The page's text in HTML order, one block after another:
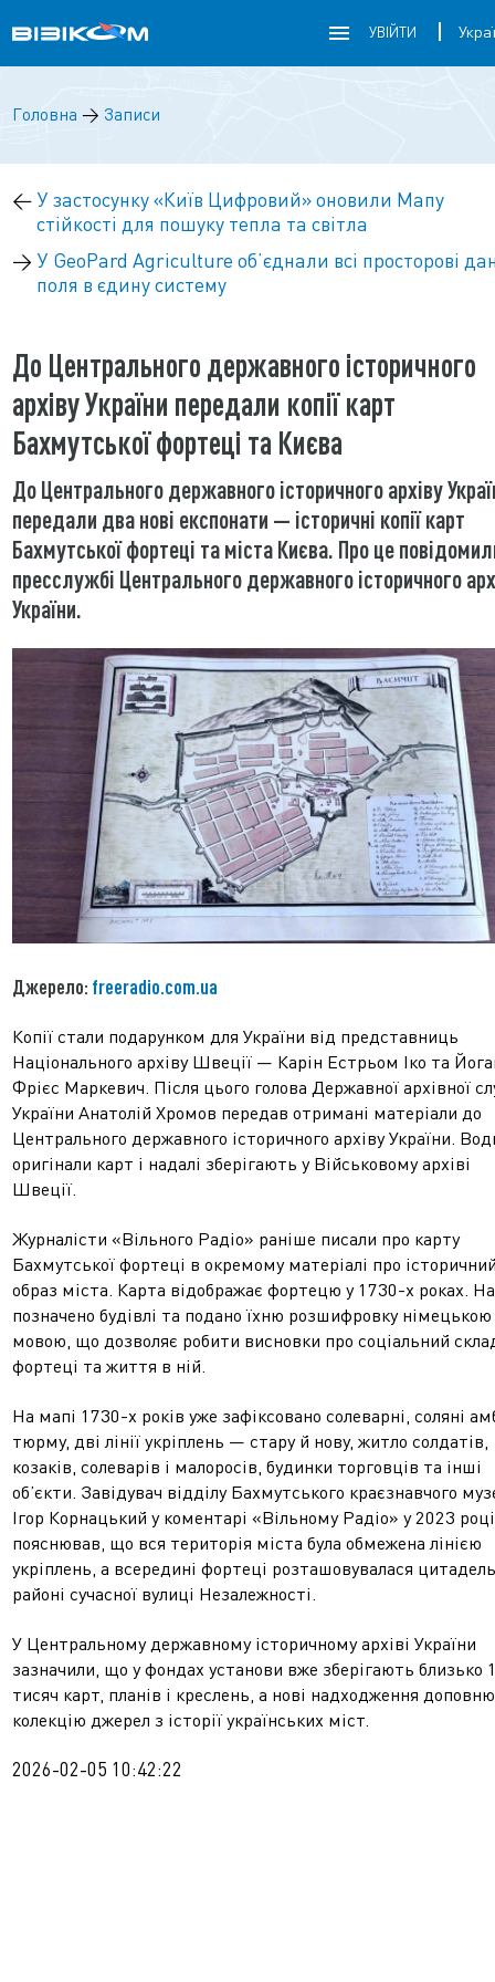
УВІЙТИ
Головна → Записи
← У застосунку «Київ Цифровий» оновили Мапу
стійкості для пошуку тепла та світла
→ У GeoPard Agriculture об’єднали всі просторові
поля в єдину систему
До Центрального державного історичного
архіву України передали копії карт
Бахмутської фортеці та Києва
До Центрального державного історичного архіву
передали два нові експонати — історичні копії карт
Бахмутської фортеці та міста Києва. Про це
пресслужбі Центрального державного історичного
України.
Джерело: freeradio.com.ua
Копії стали подарунком для України від представниць
Національного архіву Швеції — Карін Естрьом Іко та
Фрієс Маркевич. Після цього голова Державної архівної
України Анатолій Хромов передав отримані матеріали до
Центрального державного історичного архіву України.
оригінали карт і надалі зберігають у Військовому архіві
Швеції.
Журналісти «Вільного Радіо» раніше писали про карту
Бахмутської фортеці в окремому матеріалі про
образ міста. Карта відображає фортецю у 1730-х роках.
позначено будівлі та подано їхню розшифровку німецькою
мовою, що дозволяє робити висновки про соціальний
фортеці та життя в ній.
На мапі 1730-х років уже зафіксовано солеварні, соляні
тюрму, дві лінії укріплень — стару й нову, житло солдатів,
козаків, солеварів і малоросів, будинки торговців та інші
об’єкти. Завідувач відділу Бахмутського краєзнавчого
Ігор Корнацький у коментарі «Вільному Радіо» у 2023 році
пояснював, що вся територія міста була обмежена лінією
укріплень, а всередині фортеці розташовувалася
районі сучасної вулиці Незалежності.
У Центральному державному історичному архіві України
зазначили, що у фондах установи вже зберігають близько
тисяч карт, планів і креслень, а нові надходження
колекцію джерел з історії українських міст.
2026-02-05 10:42:22